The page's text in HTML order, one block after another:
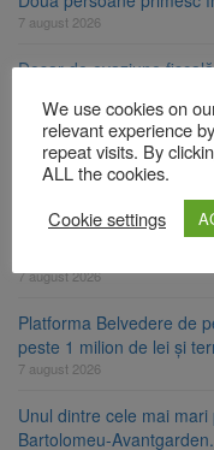
7 august 2026
Dosar de evaziune
7 august 2026
Primăria Brașov
Comprest. Motivul:
7 august 2026
Platforma Belvedere de
peste 1 milion de lei și
7 august 2026
Unul dintre cele mai
Bartolomeu-
We use cookies on
relevant experience
repeat visits. By
ALL the cookies.
Cookie settings